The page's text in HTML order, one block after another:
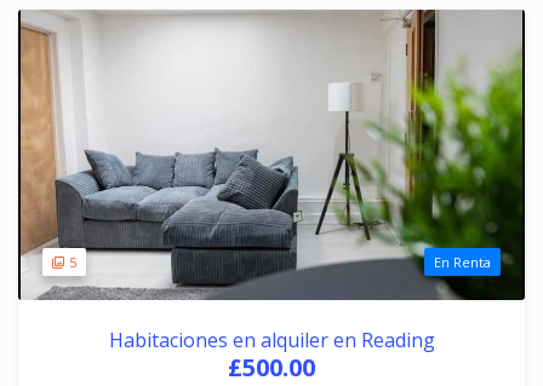
5 En Renta
Habitaciones en alquiler en Reading
£500.00